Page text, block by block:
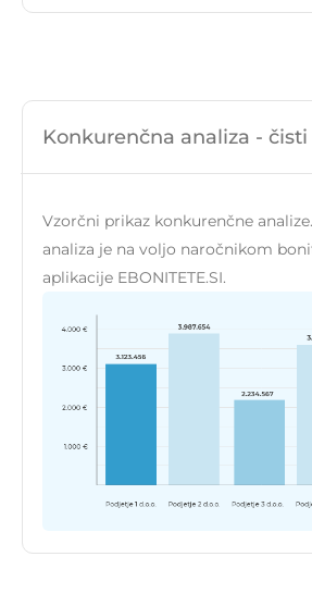
Konkurenčna analiza -
Vzorčni prikaz konkurenčne
analiza je na voljo naročnikom
aplikacije EBONITETE.SI.